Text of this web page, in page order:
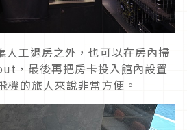
工退房之外，也可以在房內掃
，最後再把房卡投入館內設置
機的旅人來說非常方便。